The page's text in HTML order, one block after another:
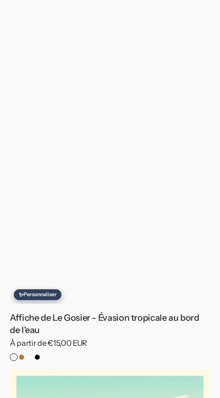
✨Personnaliser
Affiche de Le Gosier - Évasion tropicale au bord
de l'eau
Prix
habituel
À partir de €15,00 EUR
PasCadre
Cadre
Cadre
Affiche